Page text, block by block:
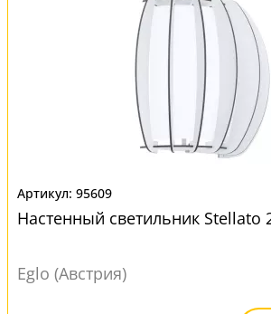
95609
Настенный светильник Stellato
Eglo (Австрия)